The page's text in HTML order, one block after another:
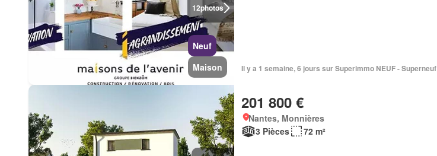
12photos
Neuf
Maison
Il y a 1 semaine, 6 jours sur Superimmo NEUF - Superneuf
201 800 €
Nantes, Monnières
3 Pièces
72 m²